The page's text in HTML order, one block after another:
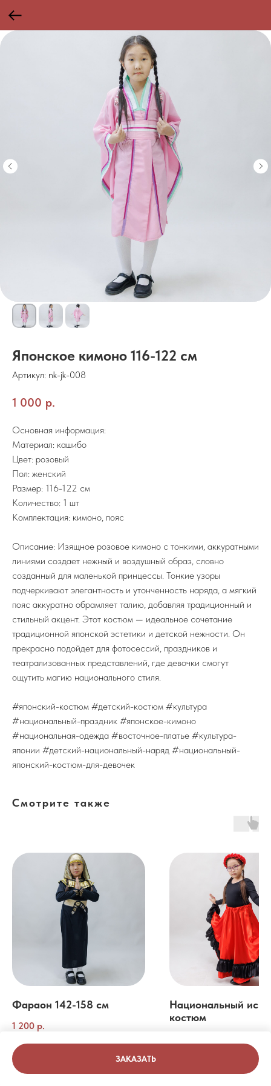
Японское кимоно 116-122 см
Артикул: nk-jk-008
1 000 р.
ЗАКАЗАТЬ
Основная информация:
Материал: кашибо
Цвет: розовый
Пол: женский
Размер: 116-122 см
Количество: 1 шт
Комплектация: кимоно, пояс
Описание: Изящное розовое кимоно с тонкими, аккуратными
линиями создает нежный и воздушный образ, словно
созданный для маленькой принцессы. Тонкие узоры
подчеркивают элегантность и утонченность наряда, а мягкий
пояс аккуратно обрамляет талию, добавляя традиционный и
стильный акцент. Этот костюм — идеальное сочетание
традиционной японской эстетики и детской нежности. Он
прекрасно подойдет для фотосессий, праздников и
театрализованных представлений, где девочки смогут
ощутить магию национального стиля.
#японский-костюм #детский-костюм #культура
#национальный-праздник #японское-кимоно
#национальная-одежда #восточное-платье #культура-
японии #детский-национальный-наряд #национальный-
японский-костюм-для-девочек
Смотрите также
Фараон 142-158 см
1 200 р.
Национальный
костюм